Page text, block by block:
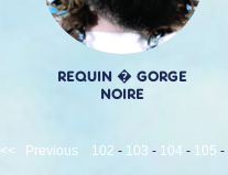
REQUIN � GORGE
NOIRE
<< Previous 102 - 103 - 104 - 105 -